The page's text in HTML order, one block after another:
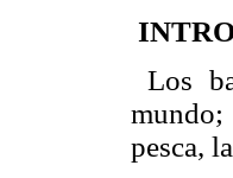
Los
pesca,